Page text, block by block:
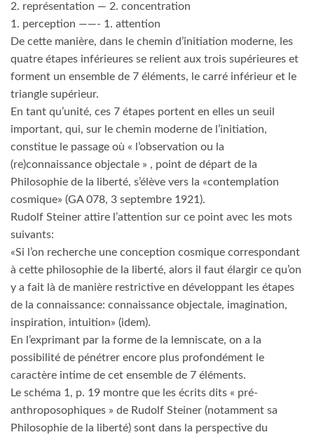
2. représentation — 2. concentration
1. perception ——- 1. attention
De cette manière, dans le chemin d’initiation moderne, les
quatre étapes inférieures se relient aux trois supérieures et
forment un ensemble de 7 éléments, le carré inférieur et le
triangle supérieur.
En tant qu’unité, ces 7 étapes portent en elles un seuil
important, qui, sur le chemin moderne de l’initiation,
constitue le passage où « l’observation ou la
(re)connaissance objectale » , point de départ de la
Philosophie de la liberté, s’élève vers la «contemplation
cosmique» (GA 078, 3 septembre 1921).
Rudolf Steiner attire l’attention sur ce point avec les mots
suivants:
«Si l’on recherche une conception cosmique correspondant
à cette philosophie de la liberté, alors il faut élargir ce qu’on
y a fait là de manière restrictive en développant les étapes
de la connaissance: connaissance objectale, imagination,
inspiration, intuition» (idem).
En l’exprimant par la forme de la lemniscate, on a la
possibilité de pénétrer encore plus profondément le
caractère intime de cet ensemble de 7 éléments.
Le schéma 1, p. 19 montre que les écrits dits « pré-
anthroposophiques » de Rudolf Steiner (notamment sa
Philosophie de la liberté) sont dans la perspective du